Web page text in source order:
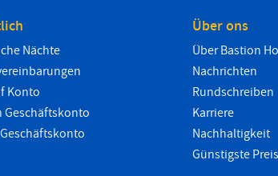
Nächte
Konto
Geschäftskonto
Über ons
Über Bastion
Nachrichten
Rundschreiben
Karriere
Nachhaltigkeit
Günstigste